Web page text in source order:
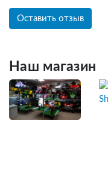
Оставить отзыв
Наш магазин